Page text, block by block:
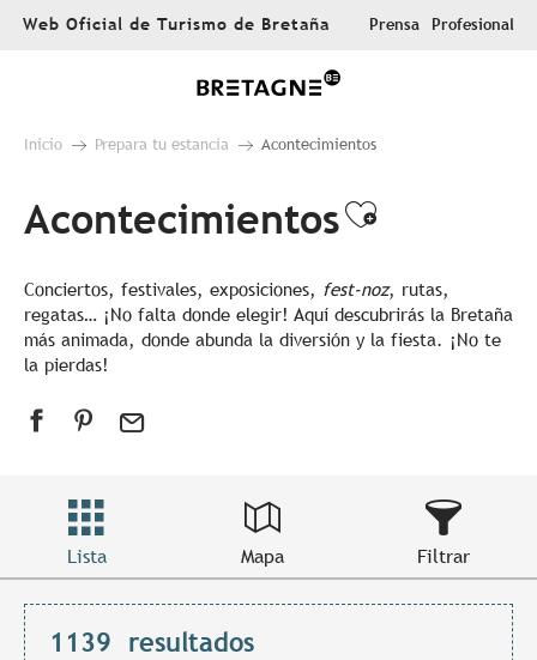
AllerWeb Oficial de Turismo de Bretaña Prensa Profesional
Inicio Prepara tu estancia Acontecimientos
AcontecimientosAjouter
Conciertos, festivales, exposiciones, fest-noz, rutas,
regatas… ¡No falta donde elegir! Aquí descubrirás la Bretaña
más animada, donde abunda la diversión y la fiesta. ¡No te
la pierdas!
Lista Mapa Filtrar
1139 resultados